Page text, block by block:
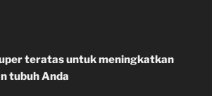
teratas untuk meningkatkan
tubuh Anda